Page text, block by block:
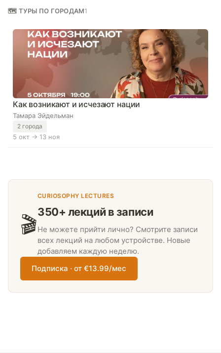
🗺 ТУРЫ ПО ГОРОДАМ1
Как возникают и исчезают нации
Тамара Эйдельман
2 города
5 окт → 13 ноя
🎬
CURIOSOPHY LECTURES
350+ лекций в записи
Не можете прийти лично? Смотрите записи
всех лекций на любом устройстве. Новые
добавляем каждую неделю.
Подписка · от €13.99/мес